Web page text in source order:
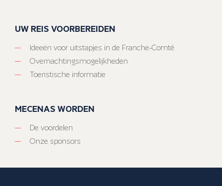
UW REIS VOORBEREIDEN
Ideeën voor uitstapjes in de Franche-Comté
Overnachtingsmogelijkheden
Toeristische informatie
MECENAS WORDEN
De voordelen
Onze sponsors